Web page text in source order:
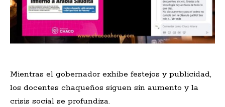
Mientras el gobernador exhibe festejos y publicidad,
los docentes chaqueños siguen sin aumento y la
crisis social se profundiza.